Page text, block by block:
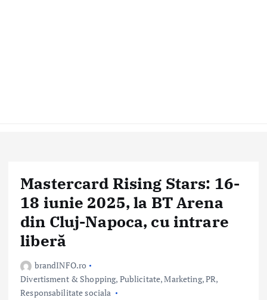
Mastercard Rising Stars: 16-
18 iunie 2025, la BT Arena
din Cluj-Napoca, cu intrare
liberă
brandINFO.ro
Divertisment & Shopping, Publicitate, Marketing, PR,
Responsabilitate sociala